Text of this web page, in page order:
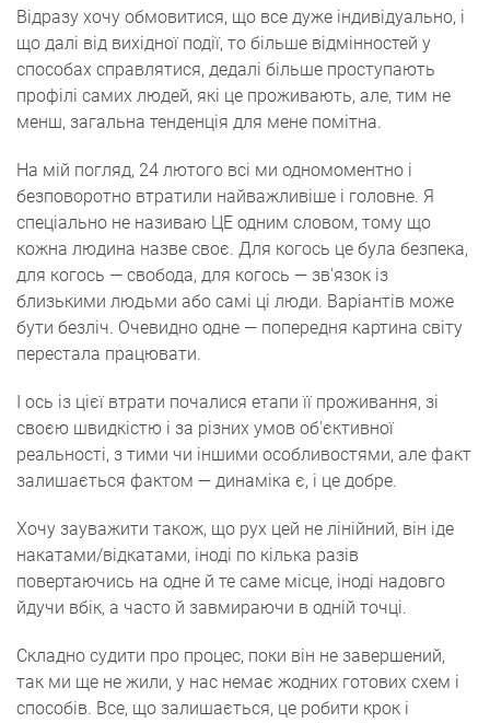
Відразу хочу обмовитися, що все дуже індивідуально, і
що далі від вихідної події, то більше відмінностей у
способах справлятися, дедалі більше проступають
профілі самих людей, які це проживають, але, тим не
менш, загальна тенденція для мене помітна.
На мій погляд, 24 лютого всі ми одномоментно і
безповоротно втратили найважливіше і головне. Я
спеціально не називаю ЦЕ одним словом, тому що
кожна людина назве своє. Для когось це була безпека,
для когось — свобода, для когось — зв'язок із
близькими людьми або самі ці люди. Варіантів може
бути безліч. Очевидно одне — попередня картина світу
перестала працювати.
І ось із цієї втрати почалися етапи її проживання, зі
своєю швидкістю і за різних умов об'єктивної
реальності, з тими чи іншими особливостями, але факт
залишається фактом — динаміка є, і це добре.
Хочу зауважити також, що рух цей не лінійний, він іде
накатами/відкатами, іноді по кілька разів
повертаючись на одне й те саме місце, іноді надовго
йдучи вбік, а часто й завмираючи в одній точці.
Складно судити про процес, поки він не завершений,
так ми ще не жили, у нас немає жодних готових схем і
способів. Все, що залишається, це робити крок і